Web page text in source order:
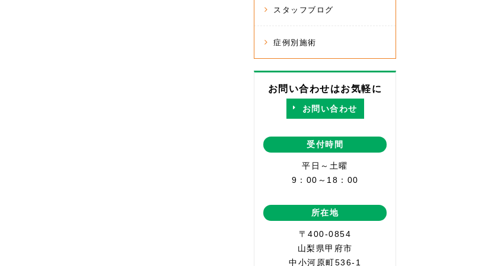
スタッフブログ
症例別施術
お問い合わせはお気軽に
お問い合わせ
受付時間
平日～土曜
9：00～18：00
所在地
〒400-0854
山梨県甲府市
中小河原町536-1